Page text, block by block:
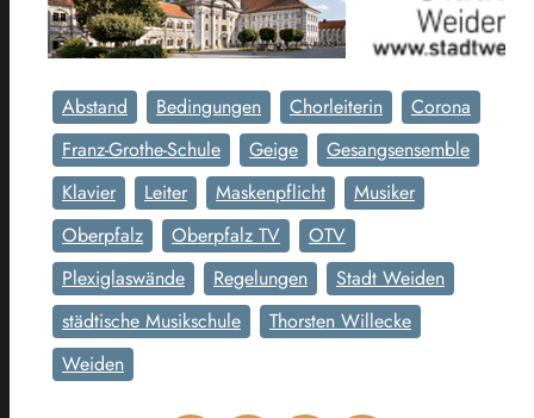
Abstand Bedingungen Chorleiterin
Corona
Franz-Grothe-Schule
Geige
Gesangsensemble
Klavier
Leiter Maskenpflicht
Musiker
Oberpfalz
Oberpfalz TV
OTV
Plexiglaswände
Regelungen
Stadt Weiden
städtische Musikschule
Thorsten Willecke
Weiden